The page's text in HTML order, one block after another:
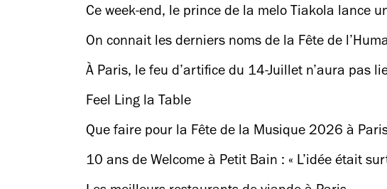
Ce week-end, le prince de la melo Tiakola lance
On connait les derniers noms de la Fête de
À Paris, le feu d’artifice du 14-Juillet n’aura pas
Feel Ling la Table
Que faire pour la Fête de la Musique 2026 à
10 ans de Welcome à Petit Bain : « L’idée était